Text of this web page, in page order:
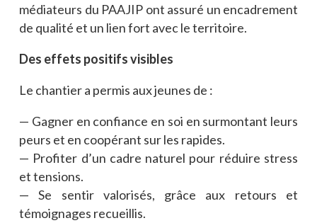
médiateurs du PAAJIP ont assuré un encadrement
de qualité et un lien fort avec le territoire.
Des effets positifs visibles
Le chantier a permis aux jeunes de :
— Gagner en confiance en soi en surmontant leurs
peurs et en coopérant sur les rapides.
— Profiter d’un cadre naturel pour réduire stress
et tensions.
— Se sentir valorisés, grâce aux retours et
témoignages recueillis.